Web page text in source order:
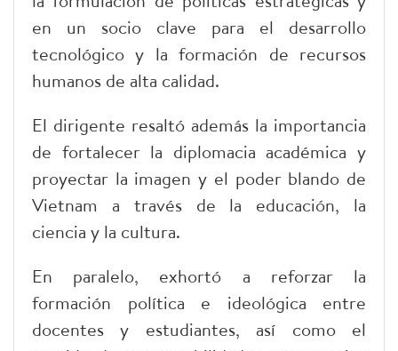
en un socio clave para el desarrollo
tecnológico y la formación de recursos
humanos de alta calidad.
El dirigente resaltó además la importancia
de fortalecer la diplomacia académica y
proyectar la imagen y el poder blando de
Vietnam a través de la educación, la
ciencia y la cultura.
En paralelo, exhortó a reforzar la
formación política e ideológica entre
docentes y estudiantes, así como el